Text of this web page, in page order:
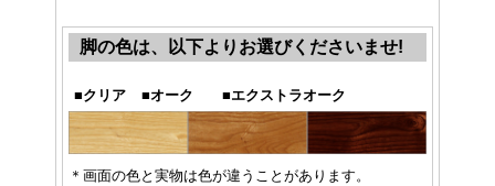
脚の色は、以下よりお選びくださいませ!
■クリア ■オーク ■エクストラオーク
＊画面の色と実物は色が違うことがあります。